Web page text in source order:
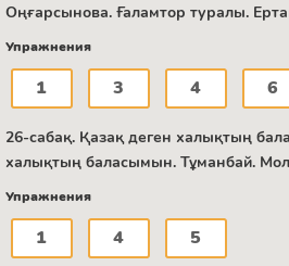
Оңғарсынова. Ғаламтор туралы.
Упражнения
1 3 4 6
26-сабақ. Қазақ деген халықтың
халықтың баласымын. Тұманбай.
Упражнения
1 4 5